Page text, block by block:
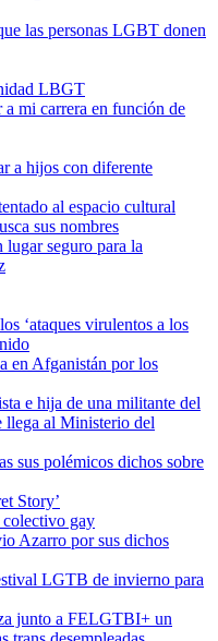
las personas LGBT donen
LBGT
a mi carrera en función de
a hijos con diferente
al espacio cultural
sus nombres
seguro para la
‘ataques virulentos a los
en Afganistán por los
e hija de una militante del
llega al Ministerio del
sus polémicos dichos sobre
Story’
colectivo gay
Azarro por sus dichos
LGTB de invierno para
junto a FELGTBI+ un